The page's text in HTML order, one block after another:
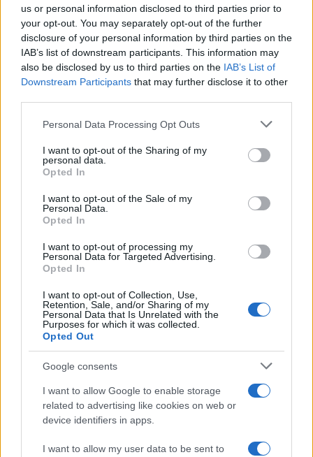
us or personal information disclosed to third parties prior to
your opt-out. You may separately opt-out of the further
disclosure of your personal information by third parties on the
IAB’s list of downstream participants. This information may
also be disclosed by us to third parties on the IAB’s List of
Downstream Participants that may further disclose it to other
Please note that this website/app uses one or more Google
not limited to your visit or usage behaviour. You may click to
grant or deny consent to Google and its third-party tags to
use your data for below specified purposes in below Google
consent section.
Personal Data Processing Opt Outs
I want to opt-out of the Sharing of my
personal data.
Opted In
I want to opt-out of the Sale of my
Personal Data.
Opted In
I want to opt-out of processing my
Personal Data for Targeted Advertising.
Opted In
I want to opt-out of Collection, Use,
Retention, Sale, and/or Sharing of my
Personal Data that Is Unrelated with the
Purposes for which it was collected.
Opted Out
Google consents
I want to allow Google to enable storage
related to advertising like cookies on web or
device identifiers in apps.
I want to allow my user data to be sent to
Sigue leyendo